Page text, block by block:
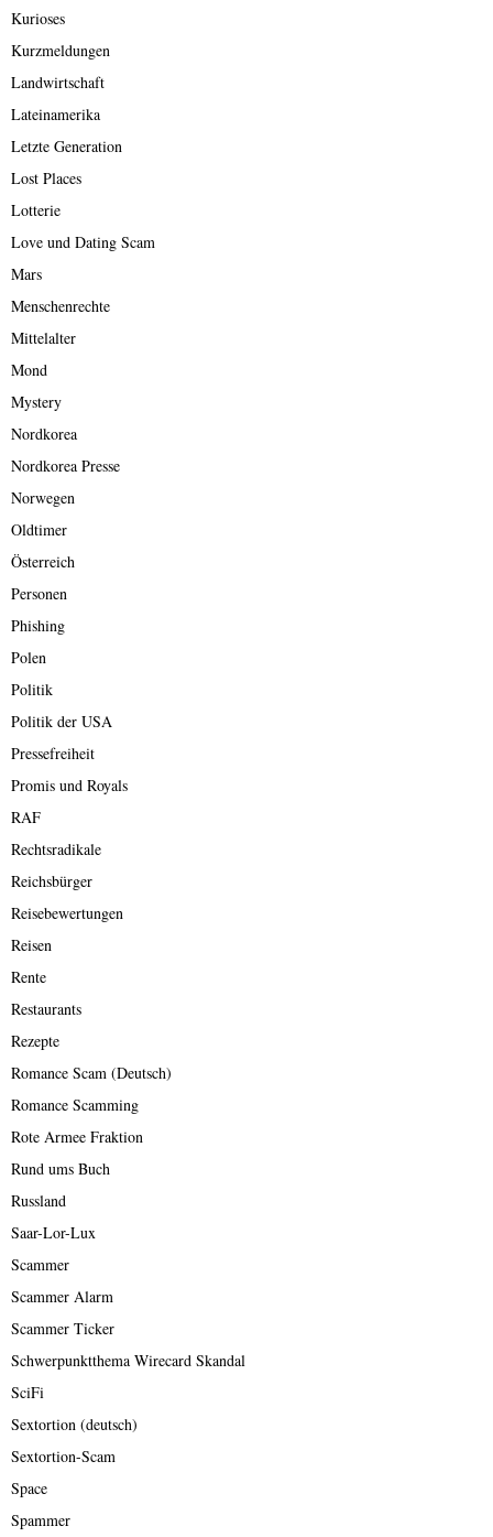
Kurioses
Kurzmeldungen
Landwirtschaft
Lateinamerika
Letzte Generation
Lost Places
Lotterie
Love und Dating Scam
Mars
Menschenrechte
Mittelalter
Mond
Mystery
Nordkorea
Nordkorea Presse
Norwegen
Oldtimer
Österreich
Personen
Phishing
Polen
Politik
Politik der USA
Pressefreiheit
Promis und Royals
RAF
Rechtsradikale
Reichsbürger
Reisebewertungen
Reisen
Rente
Restaurants
Rezepte
Romance Scam (Deutsch)
Romance Scamming
Rote Armee Fraktion
Rund ums Buch
Russland
Saar-Lor-Lux
Scammer
Scammer Alarm
Scammer Ticker
Schwerpunktthema Wirecard Skandal
SciFi
Sextortion (deutsch)
Sextortion-Scam
Space
Spammer